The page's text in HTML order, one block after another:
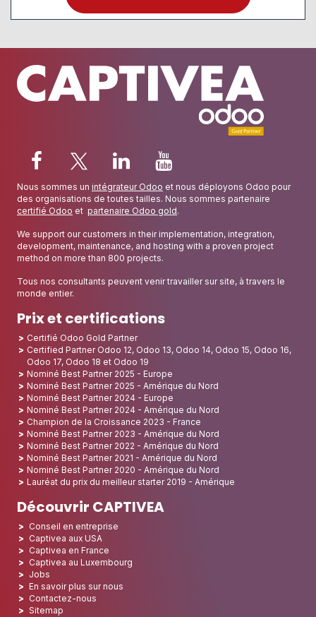
Nous sommes un intégrateur Odoo et nous déployons Odoo pour
des organisations de toutes tailles. Nous sommes partenaire
certifié Odoo et partenaire Odoo gold.
We support our customers in their implementation, integration,
development, maintenance, and hosting with a proven project
method on more than 800 projects.
Tous nos consultants peuvent venir travailler sur site, à travers le
monde entier.
Prix et certifications
Certifié Odoo Gold Partner
Certified Partner Odoo 12, Odoo 13, Odoo 14, Odoo 15, Odoo 16,
Odoo 17, Odoo 18 et Odoo 19
Nominé Best Partner 2025 - Europe
Nominé Best Partner 2025 - Amérique du Nord
Nominé Best Partner 2024 - Europe
Nominé Best Partner 2024 - Amérique du Nord
Champion de la Croissance 2023 - France
Nominé Best Partner 2023 - Amérique du Nord
Nominé Best Partner 2022 - Amérique du Nord
Nominé Best Partner 2021 - Amérique du Nord
Nominé Best Partner 2020 - Amérique du Nord
Lauréat du prix du meilleur starter 2019 - Amérique
Découvrir CAPTIVEA
Conseil en entreprise
Captivea aux USA
Captivea en France
Captivea au Luxembourg
Jobs
En savoir plus sur nous
Contactez-nous
Sitemap